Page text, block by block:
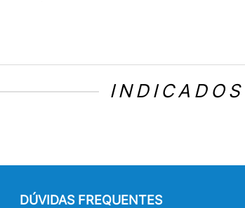
DÚVIDAS FREQUENTES